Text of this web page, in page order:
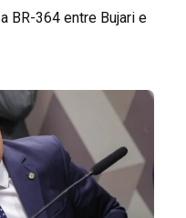
BR-364 entre Bujari e